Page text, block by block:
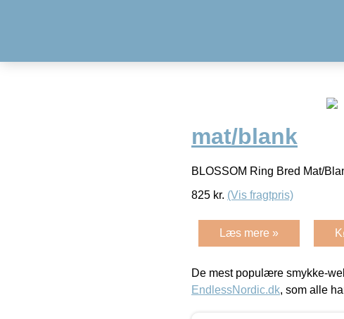
mat/blank
BLOSSOM Ring Bred Mat/
825 kr. (Vis fragtpris)
Læs mere »
De mest populære smykke-
EndlessNordic.dk, som alle